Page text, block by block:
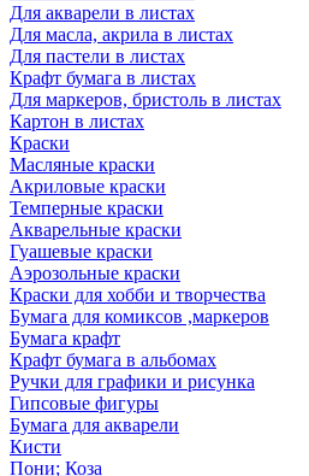
Для акварели в листах
Для масла, акрила в листах
Для пастели в листах
Крафт бумага в листах
Для маркеров, бристоль в листах
Картон в листах
Краски
Масляные краски
Акриловые краски
Темперные краски
Акварельные краски
Гуашевые краски
Аэрозольные краски
Краски для хобби и творчества
Бумага для комиксов ,маркеров
Бумага крафт
Крафт бумага в альбомах
Ручки для графики и рисунка
Гипсовые фигуры
Бумага для акварели
Кисти
Пони; Коза